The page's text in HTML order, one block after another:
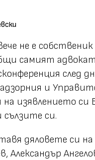
не е собственик
самият
след
и
на изявлението си
сълзите си.
дяловете си
Александър